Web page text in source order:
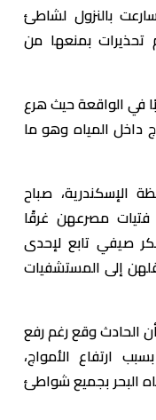
بالنزول لشاطئ
تحذيرات بمنعها من
في الواقعة حيث هرع
داخل المياه وهو ما
الإسكندرية، صباح
السبت، حادثًا مأساويًا، حيث لقيت 6 فتيات مصرعهن غرقًا
صيفي تابع لإحدى
الخاصة وإصابة 24 تم نقلهن إلى المستشفيات
الحادث وقع رغم رفع
ارتفاع الأمواج،
البحر بجميع شواطئ